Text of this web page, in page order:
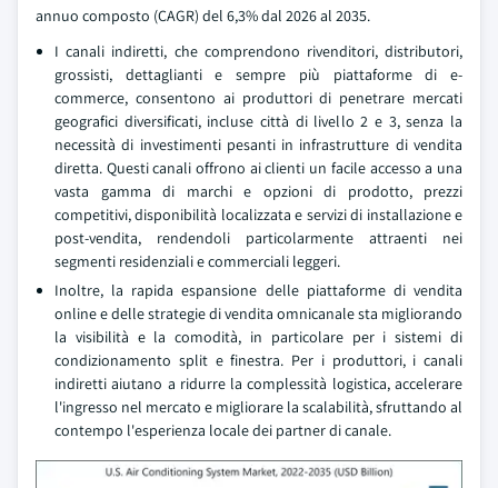
annuo composto (CAGR) del 6,3% dal 2026 al 2035.
I canali indiretti, che comprendono rivenditori, distributori,
grossisti, dettaglianti e sempre più piattaforme di e-
commerce, consentono ai produttori di penetrare mercati
geografici diversificati, incluse città di livello 2 e 3, senza la
necessità di investimenti pesanti in infrastrutture di vendita
diretta. Questi canali offrono ai clienti un facile accesso a una
vasta gamma di marchi e opzioni di prodotto, prezzi
competitivi, disponibilità localizzata e servizi di installazione e
post-vendita, rendendoli particolarmente attraenti nei
segmenti residenziali e commerciali leggeri.
Inoltre, la rapida espansione delle piattaforme di vendita
online e delle strategie di vendita omnicanale sta migliorando
la visibilità e la comodità, in particolare per i sistemi di
condizionamento split e finestra. Per i produttori, i canali
indiretti aiutano a ridurre la complessità logistica, accelerare
l'ingresso nel mercato e migliorare la scalabilità, sfruttando al
contempo l'esperienza locale dei partner di canale.